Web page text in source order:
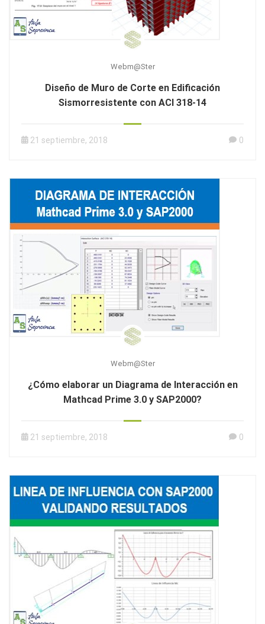
Webm@ster
Diseño de Muro de Corte en Edificación
Sismorresistente con ACI 318-14
21 septiembre, 2018 0
Webm@ster
¿Cómo elaborar un Diagrama de Interacción en
Mathcad Prime 3.0 y SAP2000?
21 septiembre, 2018 0